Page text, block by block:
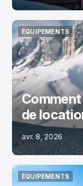
ÉQUIPEMENTS
ÉQUIPEMENTS
de
avr. 8, 2026
ÉQUIPEMENTS